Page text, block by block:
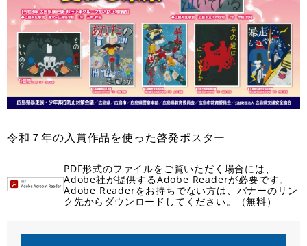
令和７年の入賞作品を使った啓発ポスター
PDF形式のファイルをご覧いただく場合には、
Adobe社が提供するAdobe Readerが必要です。
Adobe Readerをお持ちでない方は、バナーのリン
ク先からダウンロードしてください。（無料）